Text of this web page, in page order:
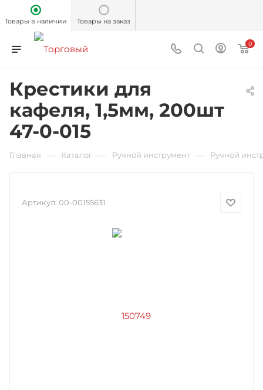
Товары в наличии Товары на заказ
0
Крестики для
кафеля, 1,5мм, 200шт
47-0-015
Главная Каталог Ручной инструмент Ручной
Артикул: 00-00155631